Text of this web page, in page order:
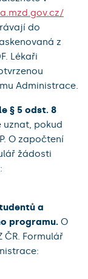
do
z
Lékaři
Administrace.
§ 5 odst. 8
uznat, pokud
O započtení
žádosti
a
programu. O
Formulář